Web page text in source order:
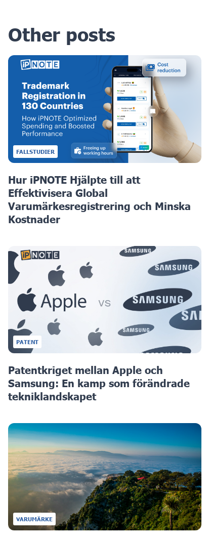
Other posts
FALLSTUDIER
Hur iPNOTE Hjälpte till att
Effektivisera Global
Varumärkesregistrering och Minska
Kostnader
PATENT
Patentkriget mellan Apple och
Samsung: En kamp som förändrade
tekniklandskapet
VARUMÄRKE